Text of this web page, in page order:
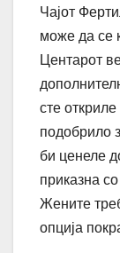
Чајот
може да се
Центарот
сте
подобрило
би ценеле
приказна
Жените
опција